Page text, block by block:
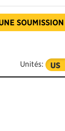
SOUMISSION
Unités: US